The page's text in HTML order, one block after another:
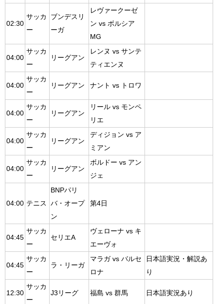
02:30
サッカ
ー
ブンデスリ
ーガ
レヴァークーゼ
ン vs ボルシア
MG
04:00
サッカ
ー
リーグアン
レンヌ vs サンテ
ティエンヌ
04:00
サッカ
ー
リーグアン ナント vs トロワ
04:00
サッカ
ー
リーグアン
リール vs モンペ
リエ
04:00
サッカ
ー
リーグアン
ディジョン vs ア
ミアン
04:00
サッカ
ー
リーグアン
ボルドー vs アン
ジェ
04:00 テニス
BNPパリ
バ・オープ
ン
第4日
04:45
サッカ
ー
セリエA
ヴェローナ vs キ
エーヴォ
04:45
サッカ
ー
ラ・リーガ
マラガ vs バルセ
ロナ
日本語実況・解説あ
り
12:30
サッカ
ー
J3リーグ 福島 vs 群馬 日本語実況あり